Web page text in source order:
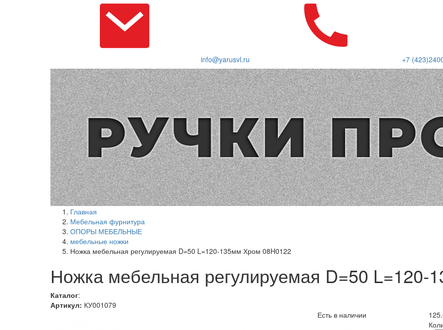
info@yarusvl.ru +7
Главная
Мебельная фурнитура
ОПОРЫ МЕБЕЛЬНЫЕ
мебельные ножки
Ножка мебельная регулируемая D=50 L=120-135мм Хром 08H0122
Ножка мебельная регулируемая D=50
Каталог:
Артикул: КУ001079
Есть в наличии